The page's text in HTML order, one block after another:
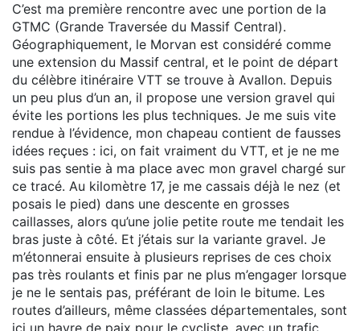
C’est ma première rencontre avec une portion de la
GTMC (Grande Traversée du Massif Central).
Géographiquement, le Morvan est considéré comme
une extension du Massif central, et le point de départ
du célèbre itinéraire VTT se trouve à Avallon. Depuis
un peu plus d’un an, il propose une version gravel qui
évite les portions les plus techniques. Je me suis vite
rendue à l’évidence, mon chapeau contient de fausses
idées reçues : ici, on fait vraiment du VTT, et je ne me
suis pas sentie à ma place avec mon gravel chargé sur
ce tracé. Au kilomètre 17, je me cassais déjà le nez (et
posais le pied) dans une descente en grosses
caillasses, alors qu’une jolie petite route me tendait les
bras juste à côté. Et j’étais sur la variante gravel. Je
m’étonnerai ensuite à plusieurs reprises de ces choix
pas très roulants et finis par ne plus m’engager lorsque
je ne le sentais pas, préférant de loin le bitume. Les
routes d’ailleurs, même classées départementales, sont